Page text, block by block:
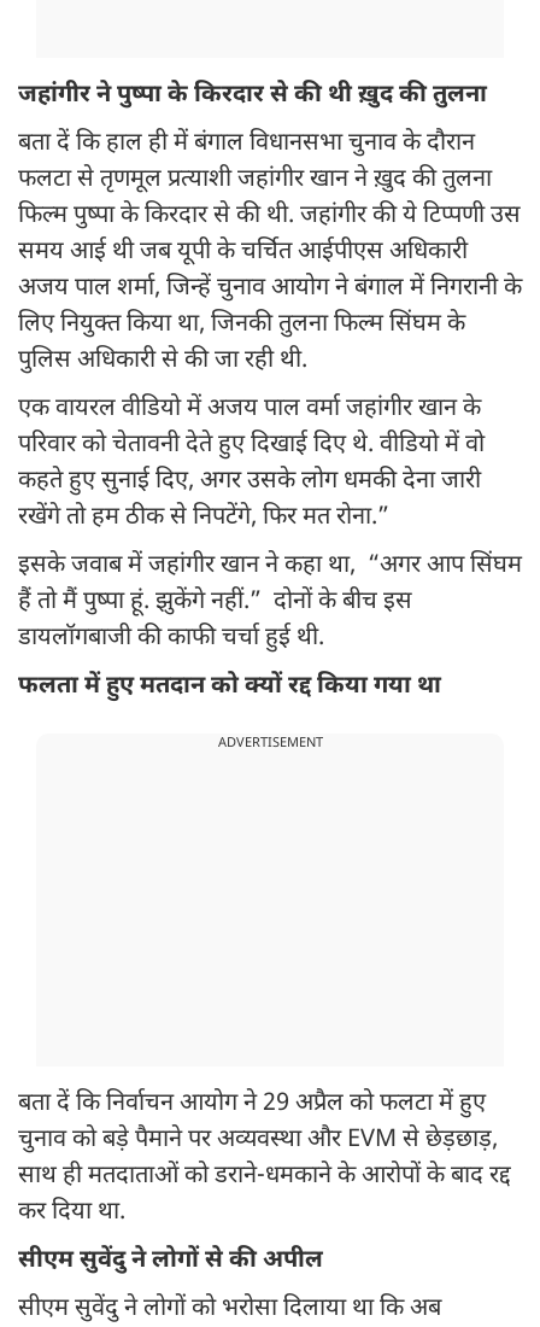
जहांगीर ने पुष्पा के किरदार से की थी ख़ुद की तुलना
बता दें कि हाल ही में बंगाल विधानसभा चुनाव के दौरान
फलटा से तृणमूल प्रत्याशी जहांगीर खान ने ख़ुद की तुलना
फिल्म पुष्पा के किरदार से की थी. जहांगीर की ये टिप्पणी उस
समय आई थी जब यूपी के चर्चित आईपीएस अधिकारी
अजय पाल शर्मा, जिन्हें चुनाव आयोग ने बंगाल में निगरानी के
लिए नियुक्त किया था, जिनकी तुलना फिल्म सिंघम के
पुलिस अधिकारी से की जा रही थी.
एक वायरल वीडियो में अजय पाल वर्मा जहांगीर खान के
परिवार को चेतावनी देते हुए दिखाई दिए थे. वीडियो में वो
कहते हुए सुनाई दिए, अगर उसके लोग धमकी देना जारी
रखेंगे तो हम ठीक से निपटेंगे, फिर मत रोना.”
इसके जवाब में जहांगीर खान ने कहा था, “अगर आप सिंघम
हैं तो मैं पुष्पा हूं. झुकेंगे नहीं.” दोनों के बीच इस
डायलॉगबाजी की काफी चर्चा हुई थी.
फलता में हुए मतदान को क्यों रद्द किया गया था
ADVERTISEMENT
बता दें कि निर्वाचन आयोग ने 29 अप्रैल को फलटा में हुए
चुनाव को बड़े पैमाने पर अव्यवस्था और EVM से छेड़छाड़,
साथ ही मतदाताओं को डराने-धमकाने के आरोपों के बाद रद्द
कर दिया था.
सीएम सुवेंदु ने लोगों से की अपील
सीएम सुवेंदु ने लोगों को भरोसा दिलाया था कि अब